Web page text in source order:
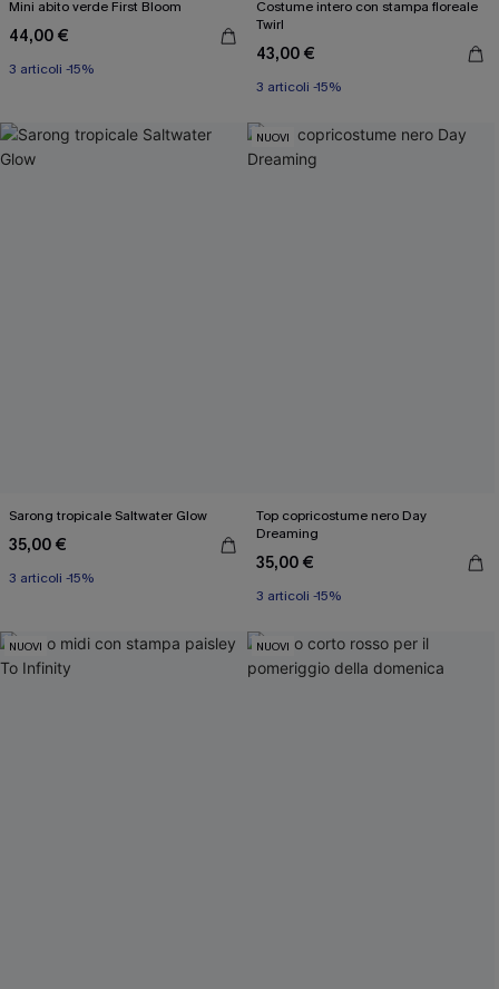
Mini abito verde First Bloom
44,00 €
3 articoli -15%
Costume intero con stampa floreale
Twirl
43,00 €
3 articoli -15%
Sarong tropicale Saltwater Glow
35,00 €
3 articoli -15%
NUOVI
Top copricostume nero Day
Dreaming
35,00 €
3 articoli -15%
NUOVI NUOVI